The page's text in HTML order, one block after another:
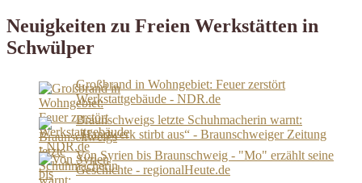
Neuigkeiten zu Freien Werkstätten in
Schwülper
Großbrand in Wohngebiet: Feuer zerstört
Werkstattgebäude - NDR.de
Braunschweigs letzte Schuhmacherin warnt:
„Handwerk stirbt aus“ - Braunschweiger Zeitung
Von Syrien bis Braunschweig - "Mo" erzählt seine
Geschichte - regionalHeute.de